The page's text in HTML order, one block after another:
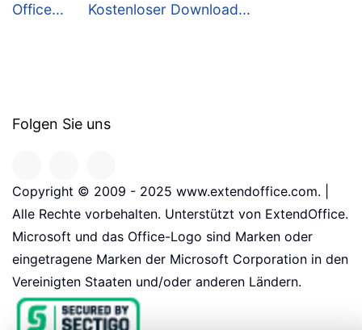
Office...
Kostenloser Download...
Folgen Sie uns
Copyright © 2009 - 2025 www.extendoffice.com. |
Alle Rechte vorbehalten. Unterstützt von ExtendOffice.
Microsoft und das Office-Logo sind Marken oder
eingetragene Marken der Microsoft Corporation in den
Vereinigten Staaten und/oder anderen Ländern.